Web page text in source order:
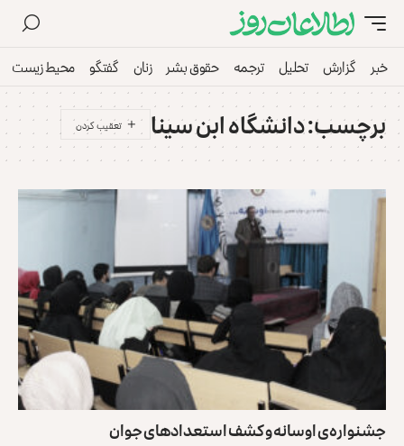
خبر گزارش تحلیل ترجمه حقوق بشر زنان گفتگو محیط زیست
برچسب:دانشگاه ابن سینا
جشنواره‌ی اوسانه و کشف استعدادهای جوان